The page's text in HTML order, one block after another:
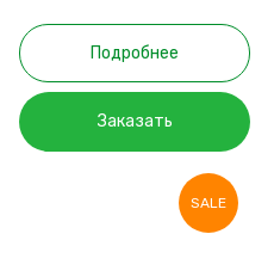
Подробнее
Заказать
SALE